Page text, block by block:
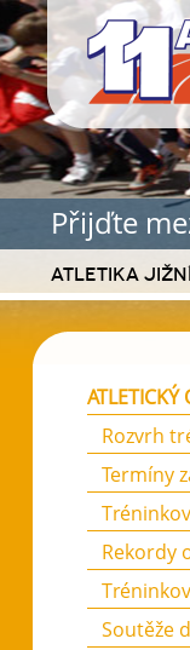
Přijďte
Atletika
ATLETICKÝ
Rozvrh
Termíny
Rekordy
Soutěže